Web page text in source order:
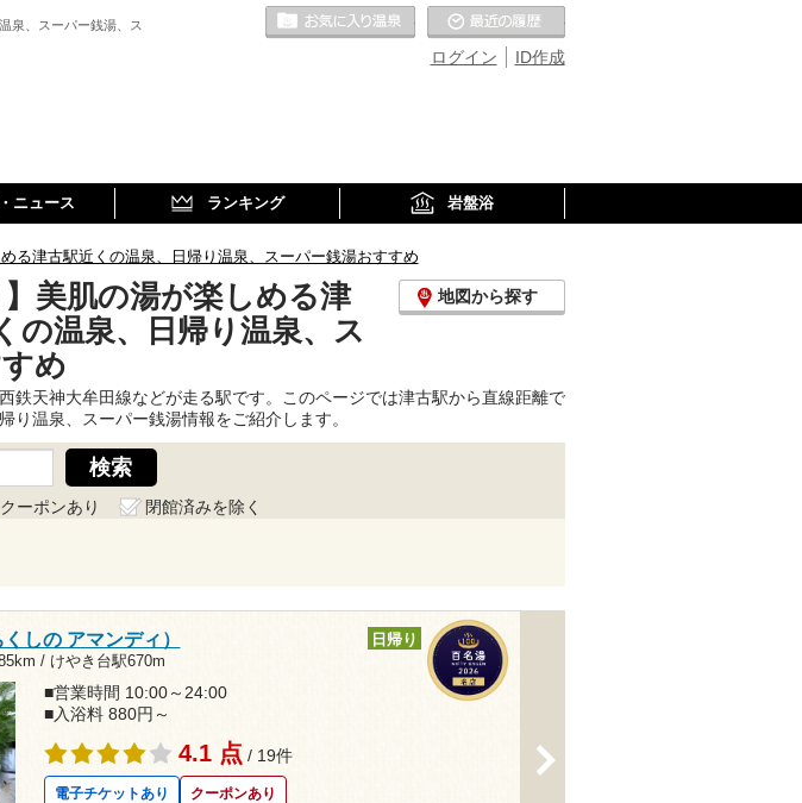
泉、スーパー銭湯、ス
ID作成
ログイン
お気に入りの温泉
ニュース ランキング 岩盤浴
る津古駅近くの温泉、日帰り温泉、スーパー銭湯おすすめ
】美肌の湯が楽しめる津
の温泉、日帰り温泉、ス
め
地図から探す
鉄天神大牟田線などが走る駅です。このページでは津古駅から直線距離で
り温泉、スーパー銭湯情報をご紹介します。
クーポンあり
閉館済みを除く
しの アマンディ）
/ けやき台駅670m
日帰り
■営業時間 10:00～24:00
■入浴料 880円～
4.1 点 / 19件
電子チケットあり クーポンあり